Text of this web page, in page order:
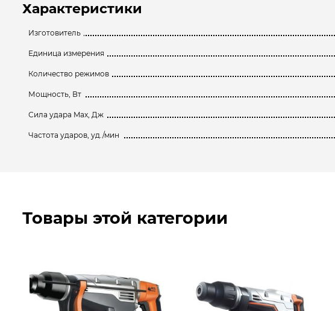
Характеристики
Изготовитель
Единица измерения
Количество режимов
Мощность, Вт
Сила удара Max, Дж
Частота ударов, уд./мин
Товары этой категории